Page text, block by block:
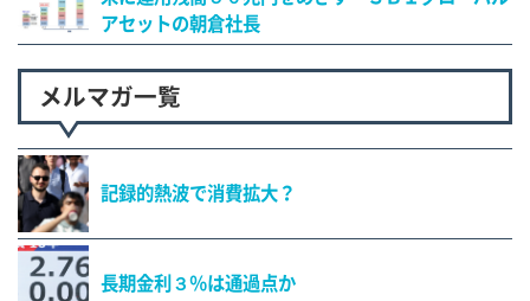
アセットの朝倉社長
メルマガ一覧
記録的熱波で消費拡大？
長期金利３％は通過点か